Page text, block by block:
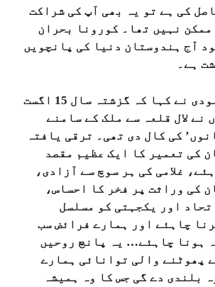
کی ہے تو یہ بھی آپ کی شراکت
نہیں تھا۔ کورونا بحران
آج ہندوستان دنیا کی پانچویں
ہے۔
پی ایم مودی نے کہا کہ گزشتہ سال 15 اگست
نے لال قلعہ سے ملک کے سامنے
کی کال دی تھی۔ ترقی یافتہ
کی تعمیر کا ایک عظیم مقصد
غلامی کی ہر سوچ سے آزادی،
کی وراثت پر فخر کا احساس،
اور یکجہتی کو مسلسل
چاہئے اور ہمارے فرائض سب
ہونا چاہئے… یہ پانچ روحیں
پھوٹنے والی توانائی ہمارے
بلندی دے گی جس کا وہ ہمیشہ